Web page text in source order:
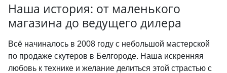
Наша история: от маленького
магазина до ведущего дилера
Всё начиналось в 2008 году с небольшой мастерской
по продаже скутеров в Белгороде. Наша искренняя
любовь к технике и желание делиться этой страстью с